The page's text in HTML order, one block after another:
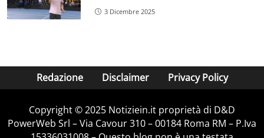
3 Dicembre 2025
Redazione Disclaimer Privacy Policy
Copyright © 2025 Notiziein.it proprietà di D&D
PowerWeb Srl – Via Cavour 310 – 00184 Roma RM – P.Iva